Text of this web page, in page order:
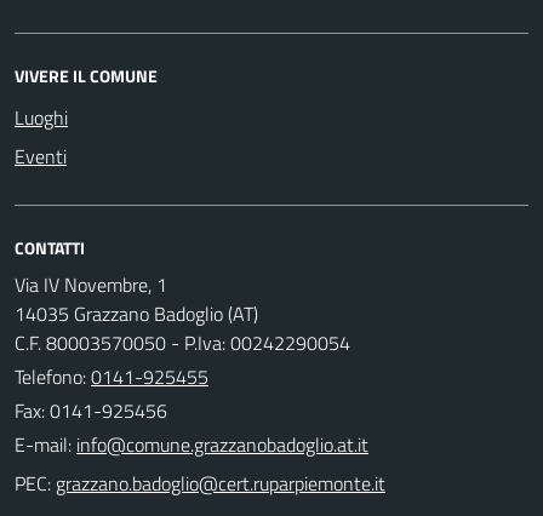
VIVERE IL COMUNE
Luoghi
Eventi
CONTATTI
Via IV Novembre, 1
14035 Grazzano Badoglio (AT)
C.F. 80003570050 - P.Iva: 00242290054
Telefono:0141-925455
Fax: 0141-925456
E-mail:
PEC: